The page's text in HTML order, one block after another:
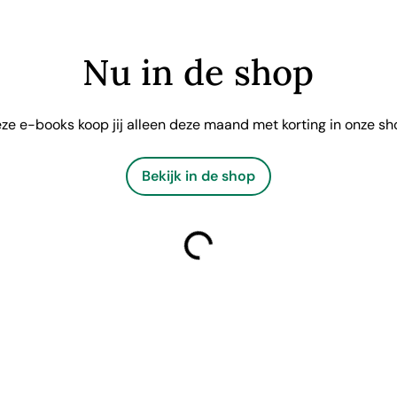
Nu in de shop
e-books koop jij alleen deze maand met korting in onze
Bekijk in de shop
laden